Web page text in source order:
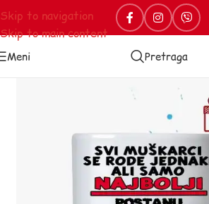
Skip to navigation
Skip to main content
Meni Pretraga